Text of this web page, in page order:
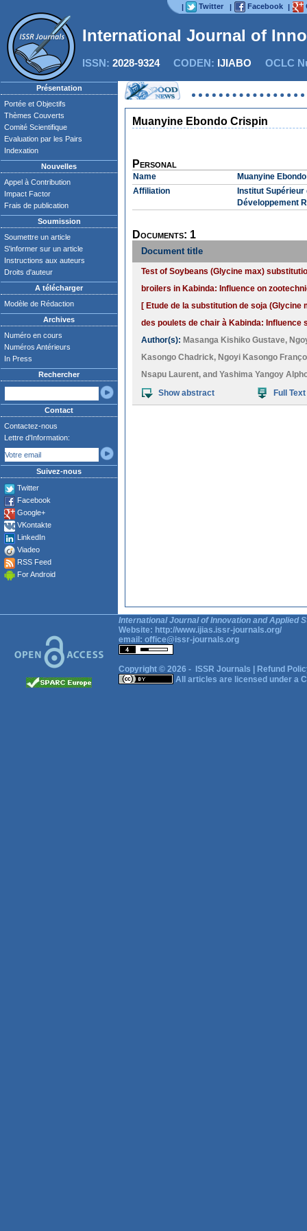
| Twitter | Facebook |
International Journal of
ISSN: 2028-9324CODEN: IJIABO OCLC
Présentation
Portée et Objectifs
Thèmes Couverts
Comité Scientifique
Evaluation par les Pairs
Indexation
Nouvelles
Appel à Contribution
Impact Factor
Frais de publication
Soumission
Soumettre un article
S'informer sur un article
Instructions aux auteurs
Droits d'auteur
A télécharger
Modèle de Rédaction
Archives
Numéro en cours
Numéros Antérieurs
In Press
Rechercher
Contact
Contactez-nous
Lettre d'Information:
Suivez-nous
Twitter
Facebook
Google+
VKontakte
LinkedIn
Viadeo
RSS Feed
For Android
Muanyine Ebondo Crispin
Personal
Name
Muanyine
Affiliation
Institut
Développement
Documents: 1
Document title
Test of Soybeans (Glycine max)
broilers in Kabinda: Influence on
[ Etude de la substitution de soja (Glycine
des poulets de chair à Kabinda:
Author(s): Masanga Kishiko Gustave,
Kasongo Chadrick, Ngoyi Kasongo
Nsapu Laurent, and Yashima Yangoy
Show abstract
Full Text
International Journal of Innovation and Applied
Website: http://www.ijias.issr-journals.org/
email: office@issr-journals.org
Copyright © 2026 - ISSR Journals
Refund
All articles are licensed under a